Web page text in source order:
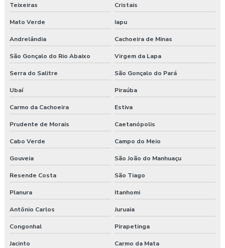
Teixeiras Cristais
Mato Verde Iapu
Andrelândia Cachoeira de Minas
São Gonçalo do Rio Abaixo Virgem da Lapa
Serra do Salitre São Gonçalo do Pará
Ubaí Piraúba
Carmo da Cachoeira Estiva
Prudente de Morais Caetanópolis
Cabo Verde Campo do Meio
Gouveia São João do Manhuaçu
Resende Costa São Tiago
Planura Itanhomi
Antônio Carlos Juruaia
Congonhal Pirapetinga
Jacinto Carmo da Mata